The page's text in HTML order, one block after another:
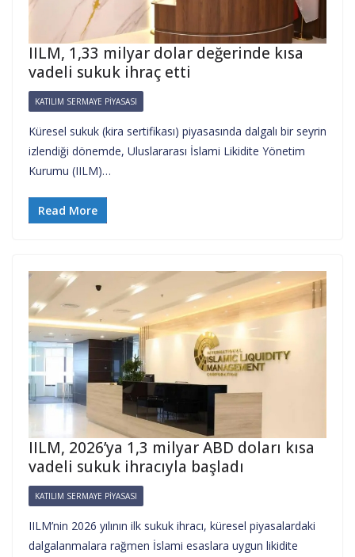
IILM, 1,33 milyar dolar değerinde kısa
vadeli sukuk ihraç etti
KATILIM SERMAYE PIYASASI
Küresel sukuk (kira sertifikası) piyasasında dalgalı bir seyrin
izlendiği dönemde, Uluslararası İslami Likidite Yönetim
Kurumu (IILM)…
Read More
IILM, 2026’ya 1,3 milyar ABD doları kısa
vadeli sukuk ihracıyla başladı
KATILIM SERMAYE PIYASASI
IILM’nin 2026 yılının ilk sukuk ihracı, küresel piyasalardaki
dalgalanmalara rağmen İslami esaslara uygun likidite